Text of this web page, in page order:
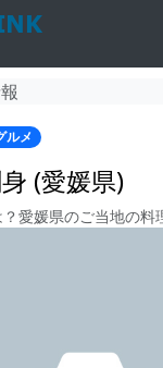
ルメ
(愛媛県)
愛媛県のご当地の料